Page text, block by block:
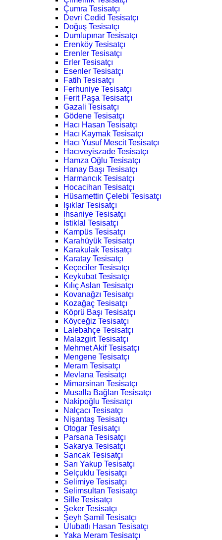
Çumra Tesisatçı
Devri Cedid Tesisatçı
Doğuş Tesisatçı
Dumlupınar Tesisatçı
Erenköy Tesisatçı
Erenler Tesisatçı
Erler Tesisatçı
Esenler Tesisatçı
Fatih Tesisatçı
Ferhuniye Tesisatçı
Ferit Paşa Tesisatçı
Gazali Tesisatçı
Gödene Tesisatçı
Hacı Hasan Tesisatçı
Hacı Kaymak Tesisatçı
Hacı Yusuf Mescit Tesisatçı
Hacıveyiszade Tesisatçı
Hamza Oğlu Tesisatçı
Hanay Başı Tesisatçı
Harmancık Tesisatçı
Hocacihan Tesisatçı
Hüsamettin Çelebi Tesisatçı
Işıklar Tesisatçı
İhsaniye Tesisatçı
İstiklal Tesisatçı
Kampüs Tesisatçı
Karahüyük Tesisatçı
Karakulak Tesisatçı
Karatay Tesisatçı
Keçeciler Tesisatçı
Keykubat Tesisatçı
Kılıç Aslan Tesisatçı
Kovanağzı Tesisatçı
Kozağaç Tesisatçı
Köprü Başı Tesisatçı
Köyceğiz Tesisatçı
Lalebahçe Tesisatçı
Malazgirt Tesisatçı
Mehmet Akif Tesisatçı
Mengene Tesisatçı
Meram Tesisatçı
Mevlana Tesisatçı
Mimarsinan Tesisatçı
Musalla Bağları Tesisatçı
Nakipoğlu Tesisatçı
Nalçacı Tesisatçı
Nişantaş Tesisatçı
Otogar Tesisatçı
Parsana Tesisatçı
Sakarya Tesisatçı
Sancak Tesisatçı
Sarı Yakup Tesisatçı
Selçuklu Tesisatçı
Selimiye Tesisatçı
Selimsultan Tesisatçı
Sille Tesisatçı
Şeker Tesisatçı
Şeyh Şamil Tesisatçı
Ulubatlı Hasan Tesisatçı
Yaka Meram Tesisatçı